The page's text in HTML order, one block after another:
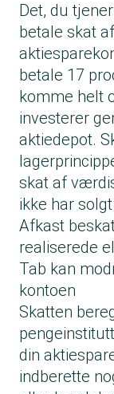
Det, du
betale skat
betale 17
komme helt
investerer
aktiedepot.
skat af
ikke har
Afkast
realiserede
Tab kan
kontoen
Skatten
din
indberette